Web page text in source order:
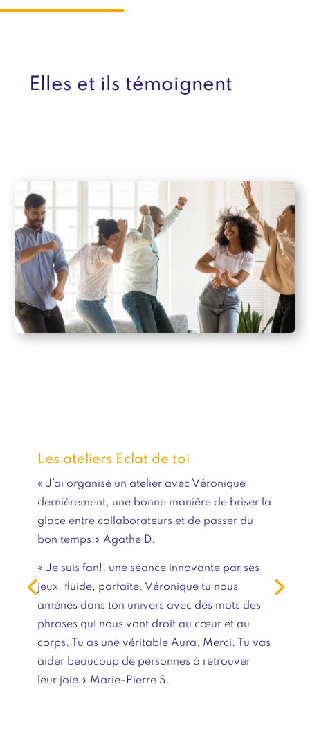
Elles et ils témoignent
Les ateliers Eclat de toi
« J’ai organisé un atelier avec Véronique
dernièrement, une bonne manière de briser la
glace entre collaborateurs et de passer du
bon temps.» Agathe D.
« Je suis fan!! une séance innovante par ses
jeux, fluide, parfaite. Véronique tu nous
amènes dans ton univers avec des mots des
phrases qui nous vont droit au cœur et au
corps. Tu as une véritable Aura. Merci. Tu vas
aider beaucoup de personnes à retrouver
leur joie.» Marie-Pierre S.